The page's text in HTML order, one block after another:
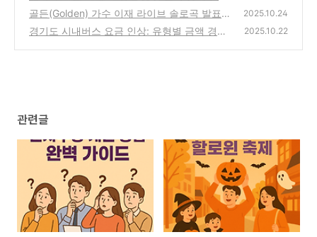
여행 쇼핑 혜택 총정리
(0)
골든(Golden) 가수 이재 라이브 솔로곡 발표 -
In Another World
(0)
2025.10.24
경기도 시내버스 요금 인상: 유형별 금액 경기
2025.10.22
관련글